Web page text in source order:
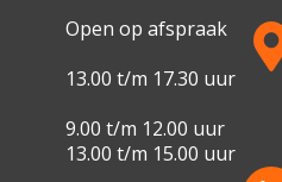
Open op afspraak
13.00 t/m 17.30 uur
9.00 t/m 12.00 uur
13.00 t/m 15.00 uur